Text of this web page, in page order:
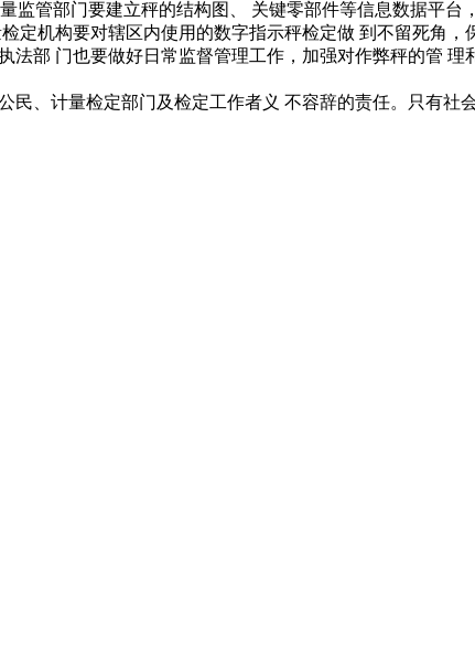
管部门要建立秤的结构图、 关键零部件等信息数据平台
定机构要对辖区内使用的数字指示秤检定做 到不留死角
部 门也要做好日常监督管理工作，加强对作弊秤的管
、计量检定部门及检定工作者义 不容辞的责任。只有社